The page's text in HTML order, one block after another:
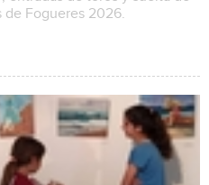
de Fogueres 2026.